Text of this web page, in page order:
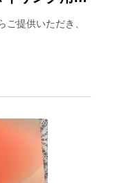
提供いただき、